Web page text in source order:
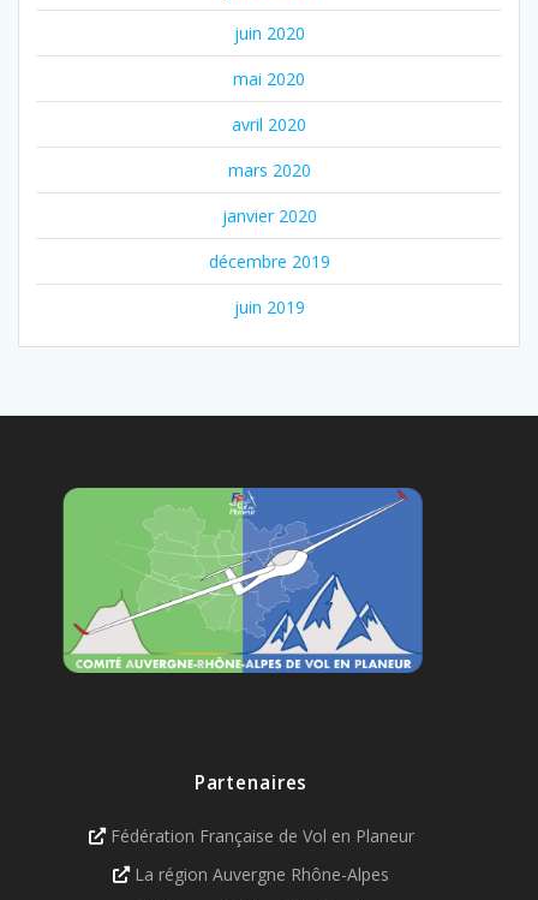
juin 2020
mai 2020
avril 2020
mars 2020
janvier 2020
décembre 2019
juin 2019
Partenaires
Fédération Française de Vol en Planeur
La région Auvergne Rhône-Alpes